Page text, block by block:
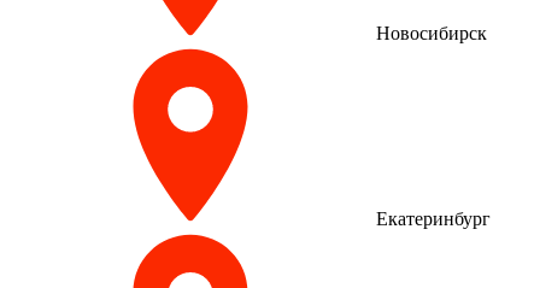
Новосибирск
Екатеринбург